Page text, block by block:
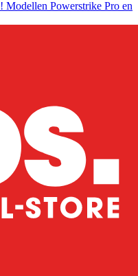
! Modellen Powerstrike Pro en